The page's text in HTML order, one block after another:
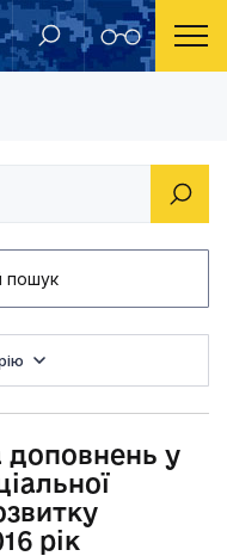
Рішення Новокаховської міської ради 2016 рік Про внесення змін
пошук
доповнень у
рік